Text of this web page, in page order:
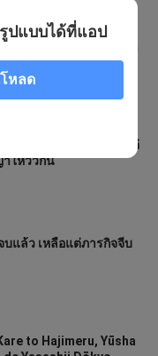
ของจอมมาร มีผู้กล้าหน้า
วใจ
ะไร ไม่เห็นมี! วันๆ เห็นแต่
ให้วัวกิน
บแล้ว เหลือแต่ภารกิจจีบ
to Hajimeru, Yūsha
ปแบบได้ที่แอป
หลด